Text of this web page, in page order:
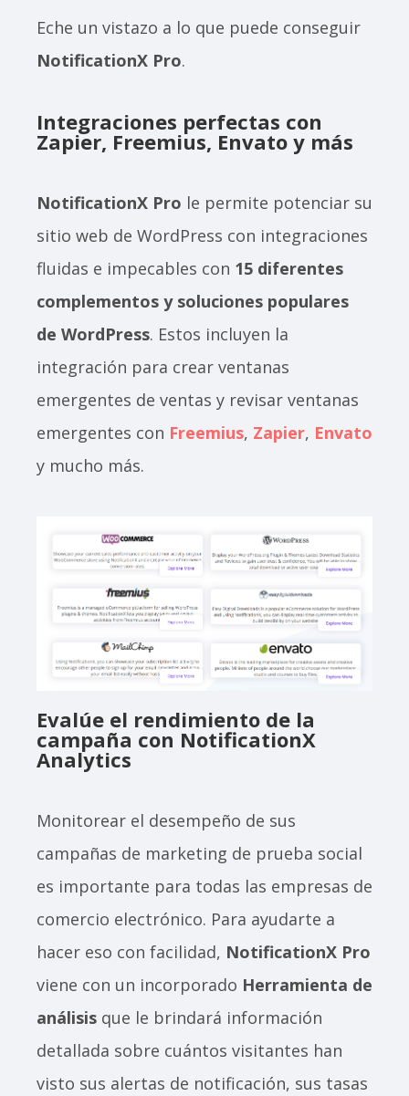
Eche un vistazo a lo que puede conseguir
NotificationX Pro.
Integraciones perfectas con
Zapier, Freemius, Envato y más
NotificationX Pro le permite potenciar su
sitio web de WordPress con integraciones
fluidas e impecables con 15 diferentes
complementos y soluciones populares
de WordPress. Estos incluyen la
integración para crear ventanas
emergentes de ventas y revisar ventanas
emergentes con Freemius, Zapier, Envato
y mucho más.
Evalúe el rendimiento de la
campaña con NotificationX
Analytics
Monitorear el desempeño de sus
campañas de marketing de prueba social
es importante para todas las empresas de
comercio electrónico. Para ayudarte a
hacer eso con facilidad, NotificationX Pro
viene con un incorporado Herramienta de
análisis que le brindará información
detallada sobre cuántos visitantes han
visto sus alertas de notificación, sus tasas